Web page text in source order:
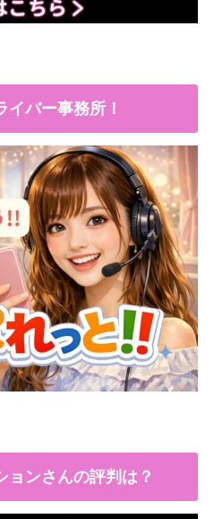
イバー事務所！
ョンさんの評判は？